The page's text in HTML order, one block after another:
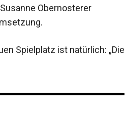
Obernosterer
Spielplatz ist natürlich: „Die